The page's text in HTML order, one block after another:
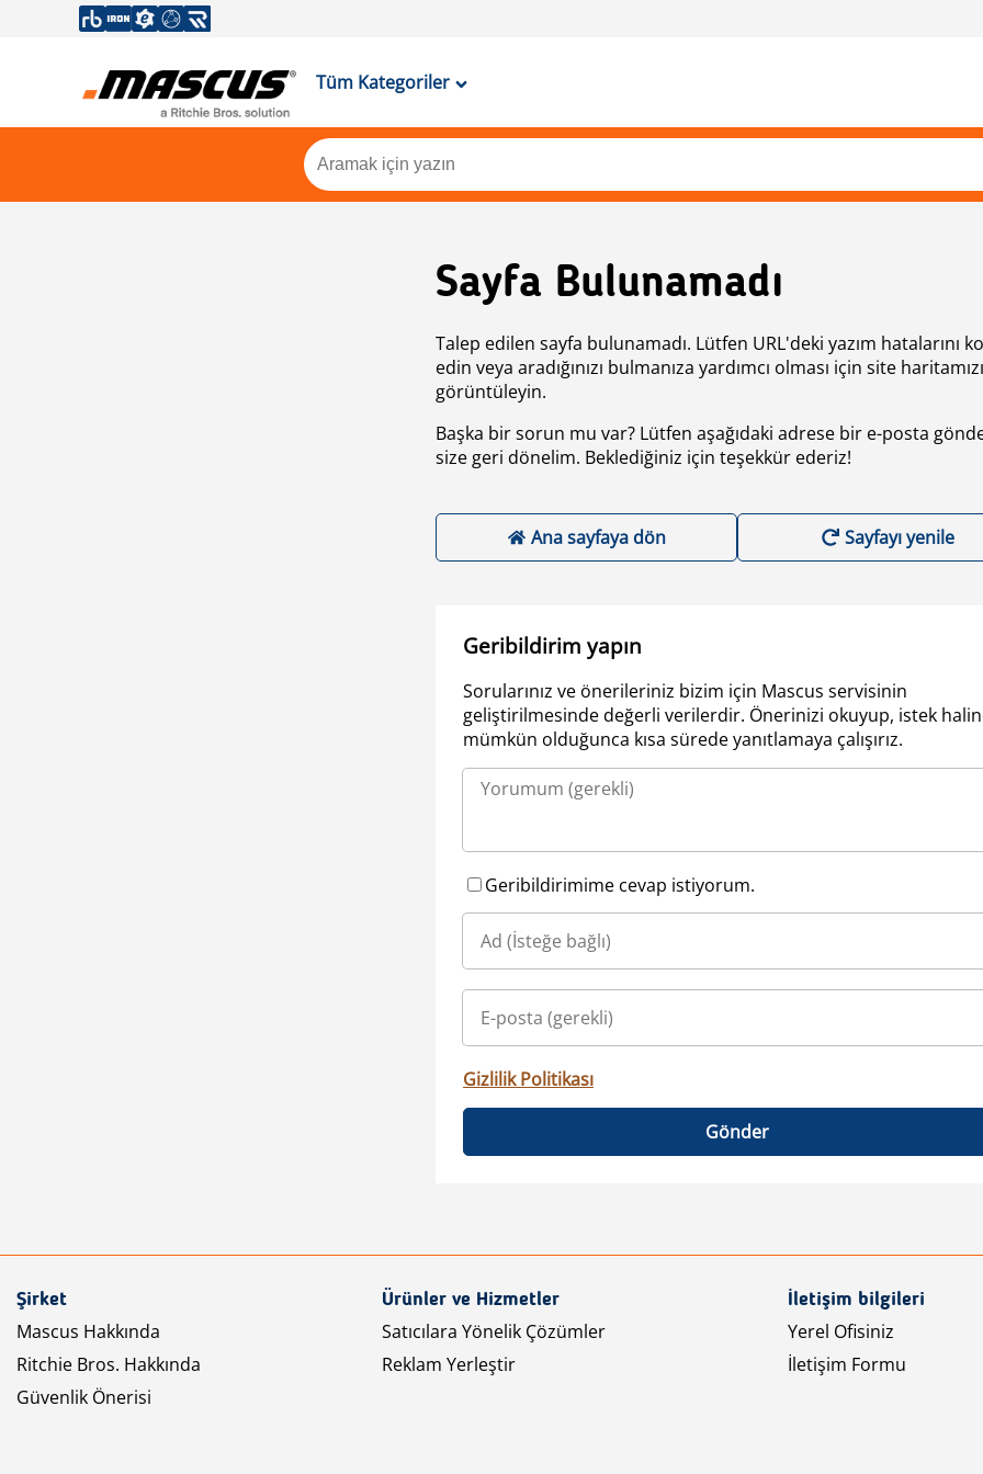
Tüm Kategoriler
Sayfa Bulunamadı
Talep edilen sayfa bulunamadı. Lütfen URL'deki yazım hatalarını
edin veya aradığınızı bulmanıza yardımcı olması için site haritamızı
görüntüleyin.
Başka bir sorun mu var? Lütfen aşağıdaki adrese bir e-posta
size geri dönelim. Beklediğiniz için teşekkür ederiz!
Ana sayfaya dön Sayfayı yenile
Geribildirim yapın
Sorularınız ve önerileriniz bizim için Mascus servisinin
geliştirilmesinde değerli verilerdir. Önerinizi okuyup, istek
mümkün olduğunca kısa sürede yanıtlamaya çalışırız.
Geribildirimime cevap istiyorum.
Gizlilik Politikası
Gönder
Şirket
Mascus Hakkında
Ritchie Bros. Hakkında
Güvenlik Önerisi
Ürünler ve Hizmetler
Satıcılara Yönelik Çözümler
Reklam Yerleştir
İletişim bilgileri
Yerel Ofisiniz
İletişim Formu